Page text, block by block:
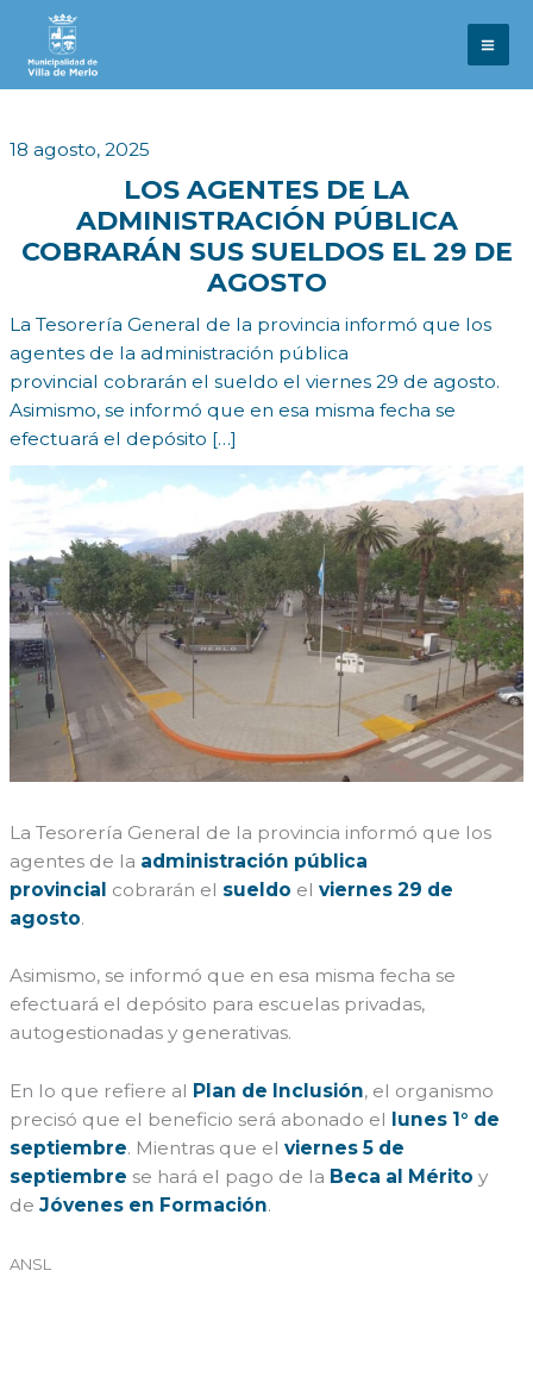
contenido
18 agosto, 2025
LOS AGENTES DE LA
ADMINISTRACIÓN PÚBLICA
COBRARÁN SUS SUELDOS EL 29 DE
AGOSTO
La Tesorería General de la provincia informó que los
agentes de la administración pública
provincial cobrarán el sueldo el viernes 29 de agosto.
Asimismo, se informó que en esa misma fecha se
efectuará el depósito […]
La Tesorería General de la provincia informó que los
agentes de la administración pública
provincial cobrarán el sueldo elviernes 29 de
agosto.
Asimismo, se informó que en esa misma fecha se
efectuará el depósito para escuelas privadas,
autogestionadas y generativas.
En lo que refiere al Plan de Inclusión, el organismo
precisó que el beneficio será abonado el
lunes 1° de
septiembre. Mientras que elviernes 5 de
septiembre se hará el pago de la Beca al Méritoy
deJóvenes en Formación.
ANSL